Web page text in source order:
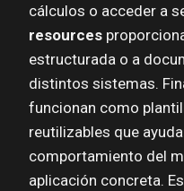
cálculos o acceder a
resources
estructurada o a
distintos sistemas.
funcionan como
reutilizables que
comportamiento del
aplicación concreta.